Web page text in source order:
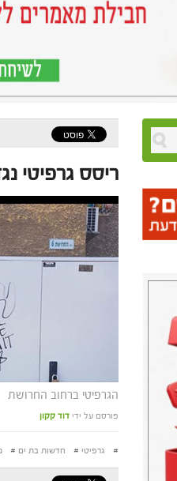
ריסס גרפיטי
הגרפיטי ברחוב החרושת
פורסם על ידי דוד קקון
# גרפיטי # חדשות בת ים #